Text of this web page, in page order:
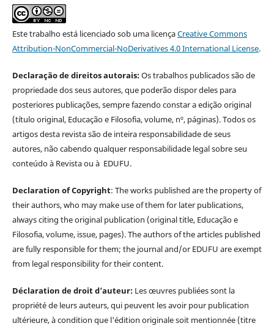
Este trabalho está licenciado sob uma licençaCreative Commons
Attribution-NonCommercial-NoDerivatives 4.0 International License.
Declaração de direitos autorais:Os trabalhos publicados são de
propriedade dos seus autores, que poderão dispor deles para
posteriores publicações, sempre fazendo constar a edição original
(título original, Educação e Filosofia, volume, nº, páginas). Todos os
artigos desta revista são de inteira responsabilidade de seus
autores, não cabendo qualquer responsabilidade legal sobre seu
conteúdo à Revista ou à EDUFU.
Declaration of Copyright: The works published are the property of
their authors, who may make use of them for later publications,
always citing the original publication (original title, Educação e
Filosofia, volume, issue, pages). The authors of the articles published
are fully responsible for them; the journal and/or EDUFU are exempt
from legal responsibility for their content.
Déclaration de droit d’auteur: Les œuvres publiées sont la
propriété de leurs auteurs, qui peuvent les avoir pour publication
ultérieure, à condition que l'édition originale soit mentionnée (titre